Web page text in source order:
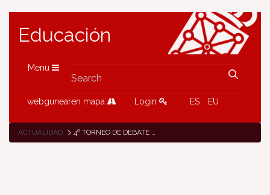
Educación
Menu
webgunearen mapa Login ES EU
ACTUALIDAD 4º TORNEO DE DEBATE EN INGLÉS PARA ALUMNADO DE BACHILLERATO